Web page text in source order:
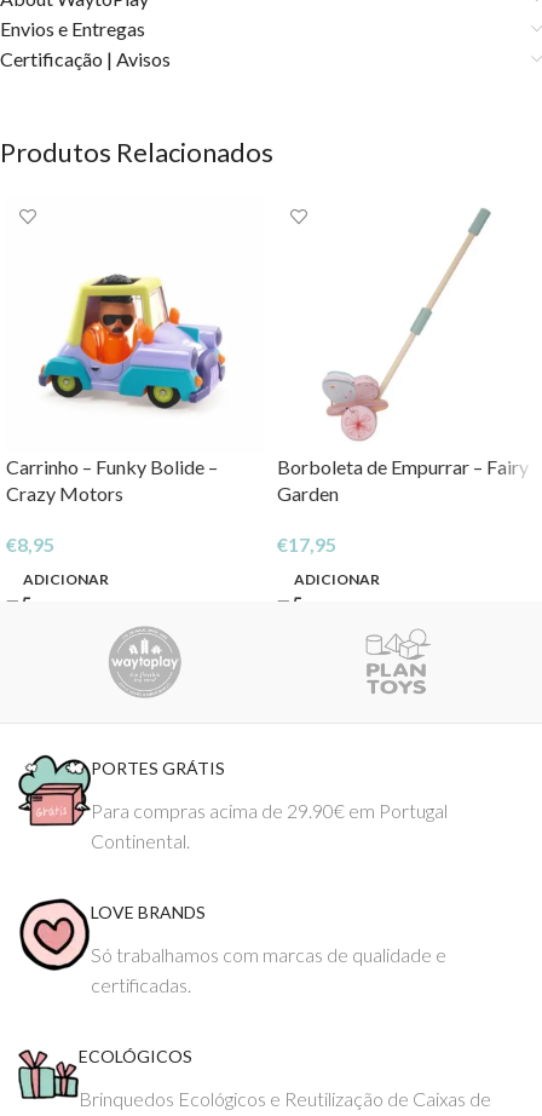
Envios e Entregas
Certificação | Avisos
Produtos Relacionados
Carrinho – Funky Bolide –
Crazy Motors
€8,95
ADICIONAR
Borboleta de Empurrar – Fairy
Garden
€17,95
ADICIONAR
PORTES GRÁTIS
Para compras acima de 29.90€ em Portugal
Continental.
LOVE BRANDS
Só trabalhamos com marcas de qualidade e
certificadas.
ECOLÓGICOS
Brinquedos Ecológicos e Reutilização de Caixas de